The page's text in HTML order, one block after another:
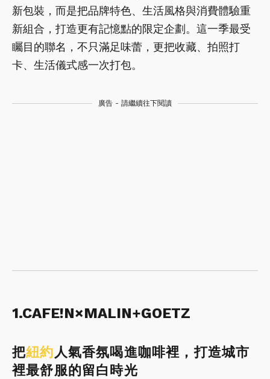
新包裝，而是把品牌特色、生活風格與消費體驗重
新組合，打造更有記憶點的限定企劃。這一季最受
矚目的聯名，不只滿足味蕾，更把收藏、拍照打
卡、生活儀式感一次打包。
廣告 - 請繼續往下閱讀
1.CAFE!N×MALIN+GOETZ
把紐約人氣香氛喝進咖啡裡，打造城市
裡最舒服的留白時光